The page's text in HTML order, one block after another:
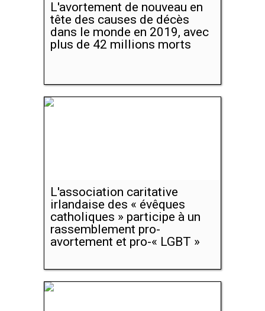
L'avortement de nouveau en
tête des causes de décès
dans le monde en 2019, avec
plus de 42 millions morts
L'association caritative
irlandaise des « évêques
catholiques » participe à un
rassemblement pro-
avortement et pro-« LGBT »